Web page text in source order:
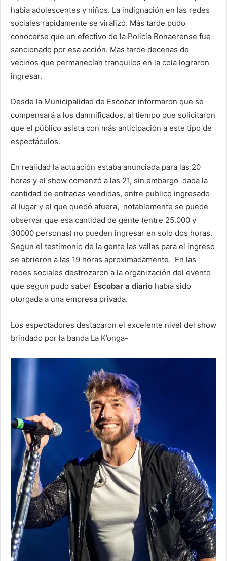
habia adolescentes y niños. La indignación en las redes
sociales rapidamente se viralizó. Más tarde pudo
conocerse que un efectivo de la Policía Bonaerense fue
sancionado por esa acción. Mas tarde decenas de
vecinos que permanecían tranquilos en la cola lograron
ingresar.
Desde la Municipalidad de Escobar informaron que se
compensará a los damnificados, al tiempo que solicitaron
que el público asista con más anticipación a este tipo de
espectáculos.
En realidad la actuación estaba anunciada para las 20
horas y el show comenzó a las 21, sin embargo dada la
cantidad de entradas vendidas, entre publico ingresado
al lugar y el que quedó afuera, notablemente se puede
observar que esa cantidad de gente (entre 25.000 y
30000 personas) no pueden ingresar en solo dos horas.
Segun el testimonio de la gente las vallas para el ingreso
se abrieron a las 19 horas aproximadamente. En las
redes sociales destrozaron a la organización del evento
que segun pudo saber Escobar a diario había sido
otorgada a una empresa privada.
Los espectadores destacaron el excelente nivel del show
brindado por la banda La K’onga-